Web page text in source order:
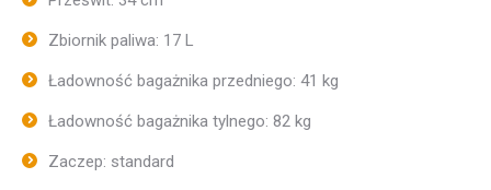
Zbiornik paliwa: 17 L
Ładowność bagażnika przedniego: 41 kg
Ładowność bagażnika tylnego: 82 kg
Zaczep: standard